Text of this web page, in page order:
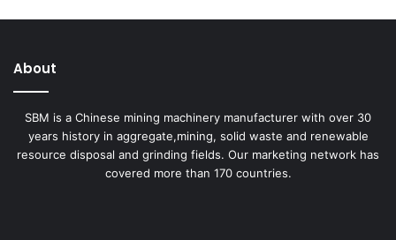
About
SBM is a Chinese mining machinery manufacturer with over 30
years history in aggregate,mining, solid waste and renewable
resource disposal and grinding fields. Our marketing network has
covered more than 170 countries.